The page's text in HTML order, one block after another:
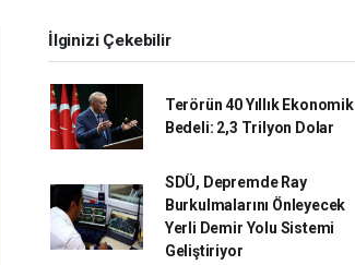
İlginizi Çekebilir
Terörün 40 Yıllık Ekonomik
Bedeli: 2,3 Trilyon Dolar
SDÜ, Depremde Ray
Burkulmalarını Önleyecek
Yerli Demir Yolu Sistemi
Geliştiriyor